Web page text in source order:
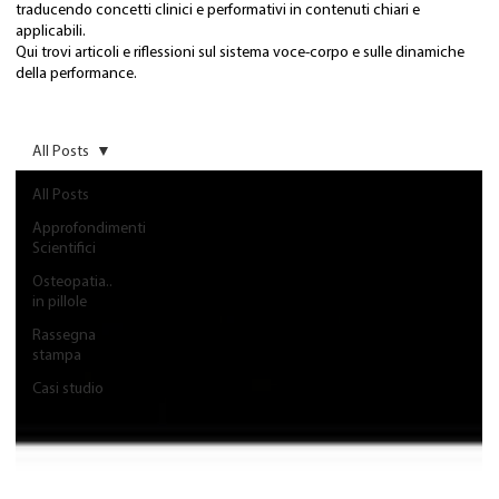
traducendo concetti clinici e performativi in contenuti chiari e
applicabili.
Qui trovi articoli e riflessioni sul sistema voce-corpo e sulle dinamiche
della performance.
All Posts
Approfondimenti
Scientifici
Osteopatia..
in pillole
Rassegna
stampa
Casi studio
All Posts